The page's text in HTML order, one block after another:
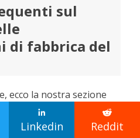

Linkedin

Reddit
sul
di fabbrica del
ecco la nostra sezione
a tali domande.